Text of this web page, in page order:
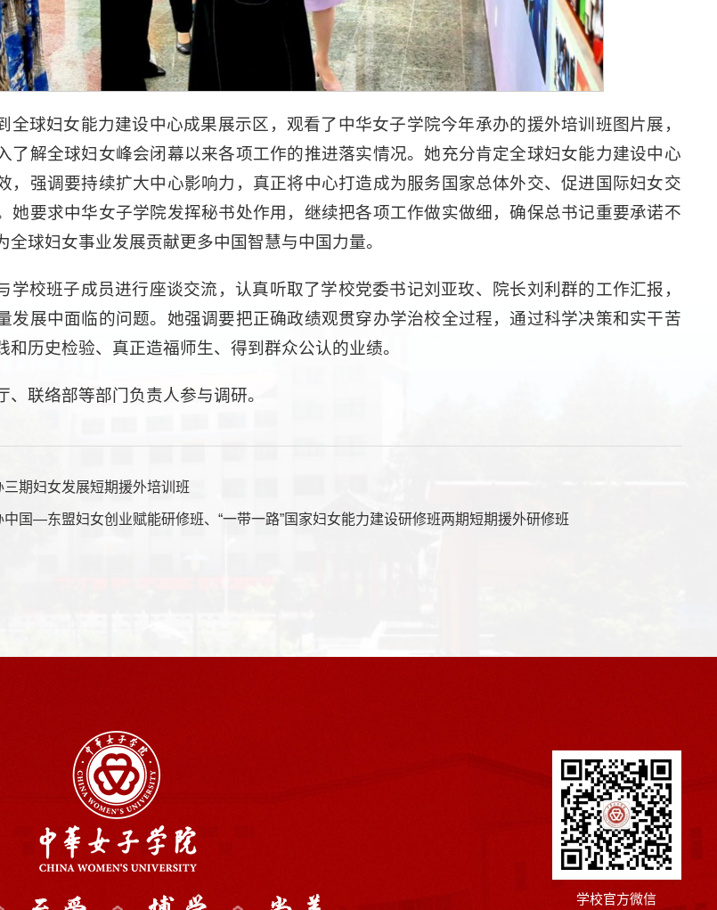
全球妇女能力建设中心成果展示区，观看了中华女子学院今年承办的援外培训班图片展，
了解全球妇女峰会闭幕以来各项工作的推进落实情况。她充分肯定全球妇女能力建设中心
，强调要持续扩大中心影响力，真正将中心打造成为服务国家总体外交、促进国际妇女交
她要求中华女子学院发挥秘书处作用，继续把各项工作做实做细，确保总书记重要承诺不
全球妇女事业发展贡献更多中国智慧与中国力量。
学校班子成员进行座谈交流，认真听取了学校党委书记刘亚玫、院长刘利群的工作汇报，
发展中面临的问题。她强调要把正确政绩观贯穿办学治校全过程，通过科学决策和实干苦
和历史检验、真正造福师生、得到群众公认的业绩。
、联络部等部门负责人参与调研。
三期妇女发展短期援外培训班
中国—东盟妇女创业赋能研修班、“一带一路”国家妇女能力建设研修班两期短期援外研修班
学校官方微信